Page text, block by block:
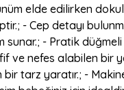
elde edilirken
- Cep detayı
- Pratik
ve nefes alabilen bir
tarz yaratır.; -